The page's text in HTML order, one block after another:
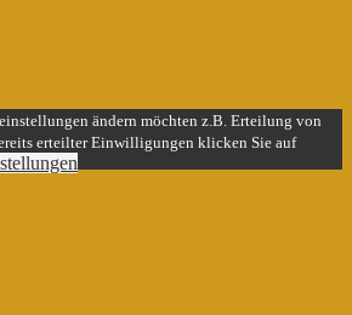
ändern möchten z.B. Erteilung von
erteilter Einwilligungen klicken Sie auf